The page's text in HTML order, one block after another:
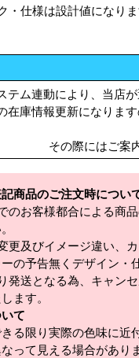
・仕様は設計値になり
テム連動により、当店
在庫情報更新になりま
その際にはご案
商品のご注文時につい
のお客様都合による商
更及びイメージ違い、
の予告無くデザイン・
発送となる為、キャン
ます。
て
る限り実際の色味に近
って見える場合がありま